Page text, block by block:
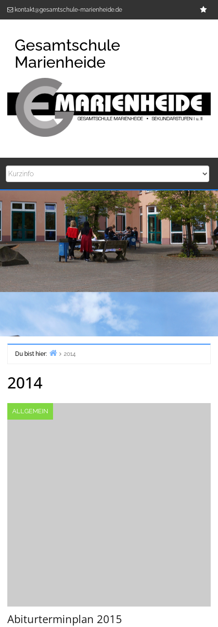
kontakt@gesamtschule-marienheide.de
Gesamtschule
Marienheide
Du bist hier:
2014
2014
ALLGEMEIN
Abiturterminplan 2015